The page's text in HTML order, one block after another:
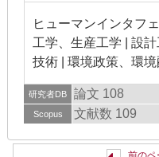
ヒューマンインタフ
工学、生産工学 | 設
技術 | 環境政策、環
研究者DB 論文 108
Scopus 文献数 109